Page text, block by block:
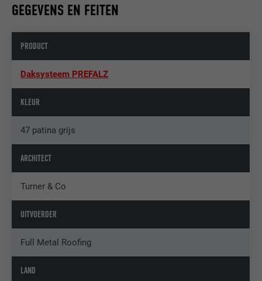
GEGEVENS EN FEITEN
PRODUCT
Daksysteem PREFALZ
KLEUR
47 patina grijs
ARCHITECT
Turner & Co
UITVOERDER
Full Metal Roofing
LAND